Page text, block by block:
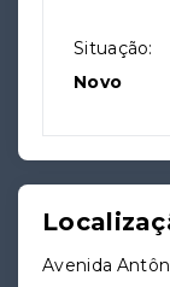
Situação:
Novo
Avenida